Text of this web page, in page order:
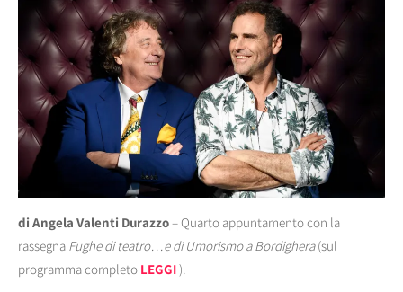
di Angela Valenti Durazzo– Quarto appuntamento con la
rassegna Fughe di teatro…e di Umorismo a Bordighera(sul
programma completo LEGGI).